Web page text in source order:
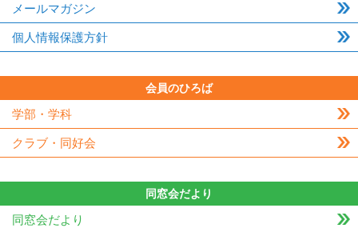
メールマガジン
個人情報保護方針
会員のひろば
学部・学科
クラブ・同好会
同窓会だより
同窓会だより